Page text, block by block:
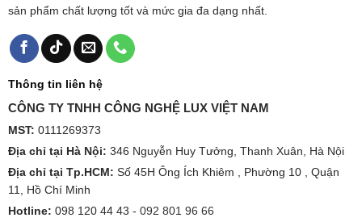
sản phẩm chất lượng tốt và mức gia đa dạng nhất.
Thông tin liên hệ
CÔNG TY TNHH CÔNG NGHỆ LUX VIỆT NAM
MST: 0111269373
Địa chỉ tại Hà Nội: 346 Nguyễn Huy Tưởng, Thanh Xuân, Hà Nội
Địa chỉ tại Tp.HCM: Số 45H Ông Ích Khiêm , Phường 10 , Quận
11, Hồ Chí Minh
Hotline: 098 120 44 43 - 092 801 96 66